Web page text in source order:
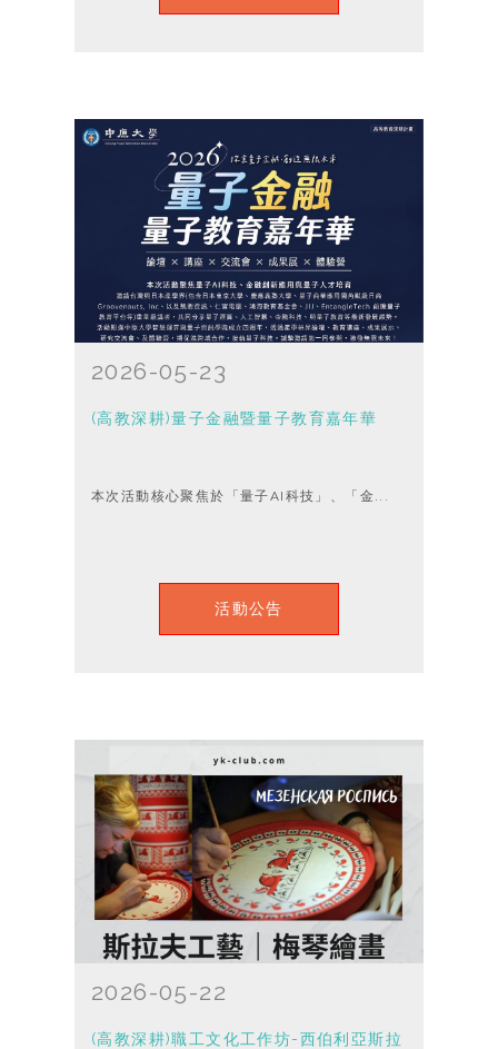
2026-05-23
(高教深耕)量子金融暨量子教育嘉年華
本次活動核心聚焦於「量子AI科技」、「金...
活動公告
2026-05-22
(高教深耕)職工文化工作坊-西伯利亞斯拉